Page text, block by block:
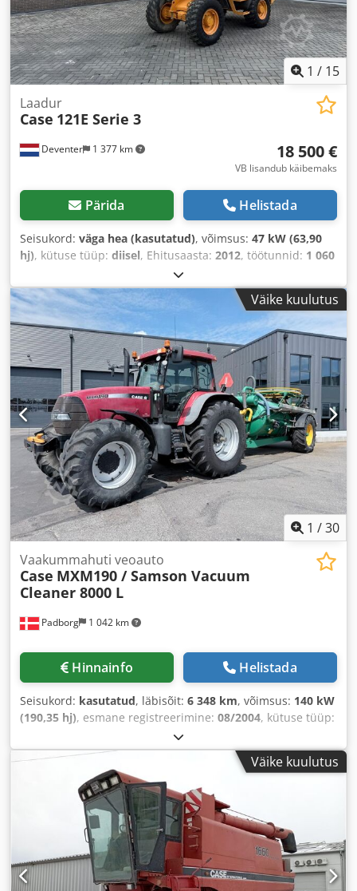
1 / 15
Deventer 1 377 km
Laadur
Case 121E Serie 3
18 500 €
VB lisandub käibemaks
Pärida Helistada
Seisukord: väga hea (kasutatud), võimsus: 47 kW (63,90
hj), kütuse tüüp: diisel, Ehitusaasta: 2012, töötunnid: 1 060
Väike kuulutus
1 /30
Padborg 1 042 km
Vaakummahuti veoauto
Case MXM190 / Samson Vacuum
Cleaner 8000 L
Hinnainfo Helistada
Seisukord: kasutatud, läbisõit: 6 348 km, võimsus: 140 kW
(190,35 hj), esmane registreerimine: 08/2004, kütuse tüüp:
Väike kuulutus